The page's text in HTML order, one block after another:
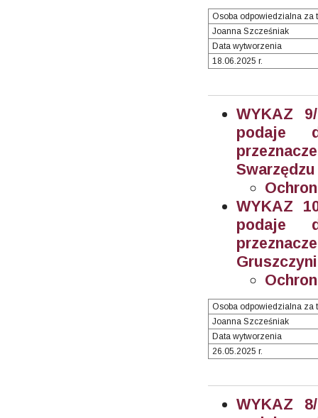
Osoba odpowiedzialna za
Joanna Szcześniak
Data wytworzenia
18.06.2025 r.
WYKAZ
podaje
WYKAZ
podaje
Osoba odpowiedzialna za
Joanna Szcześniak
Data wytworzenia
26.05.2025 r.
WYKAZ